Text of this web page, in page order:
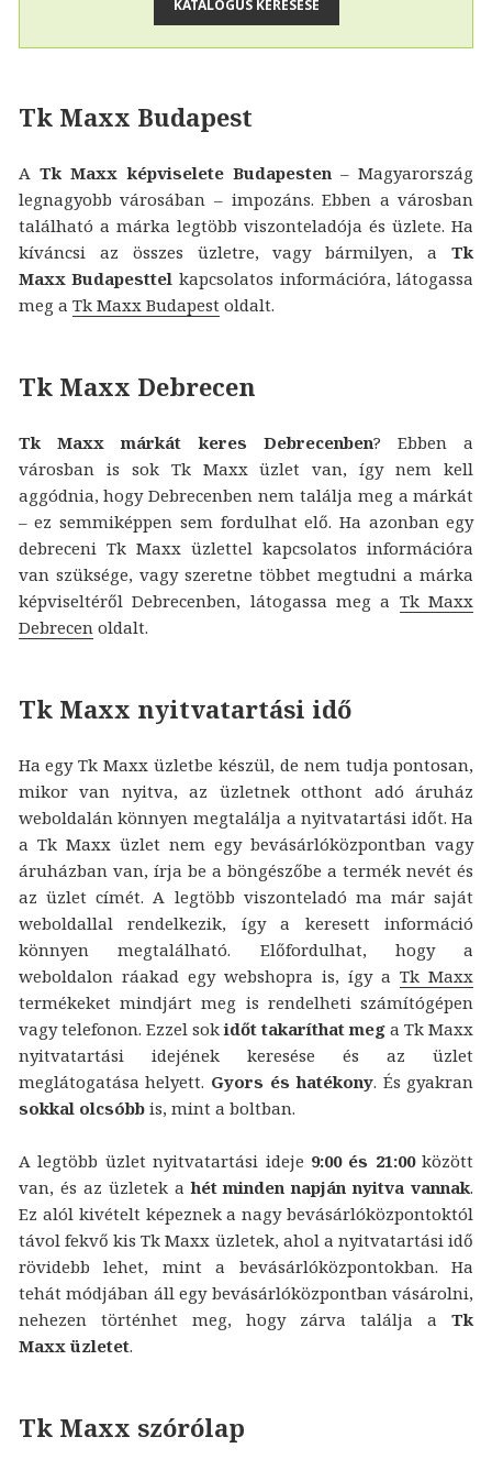
Tk Maxx Budapest
A Tk Maxx képviselete Budapesten– Magyarország
legnagyobb városában – impozáns. Ebben a városban
található a márka legtöbb viszonteladója és üzlete. Ha
kíváncsi az összes üzletre, vagy bármilyen, aTk
Maxx Budapesttel kapcsolatos információra, látogassa
meg a Tk Maxx Budapest oldalt.
Tk Maxx Debrecen
Tk Maxx márkát keres Debrecenben? Ebben a
városban is sok Tk Maxx üzlet van, így nem kell
aggódnia, hogy Debrecenben nem találja meg a márkát
– ez semmiképpen sem fordulhat elő. Ha azonban egy
debreceni Tk Maxx üzlettel kapcsolatos információra
van szüksége, vagy szeretne többet megtudni a márka
képviseltéről Debrecenben, látogassa meg a Tk Maxx
Debrecen oldalt.
Tk Maxx nyitvatartási idő
Ha egy Tk Maxx üzletbe készül, de nem tudja pontosan,
mikor van nyitva, az üzletnek otthont adó áruház
weboldalán könnyen megtalálja a nyitvatartási időt. Ha
a Tk Maxx üzlet nem egy bevásárlóközpontban vagy
áruházban van, írja be a böngészőbe a termék nevét és
az üzlet címét. A legtöbb viszonteladó ma már saját
weboldallal rendelkezik, így a keresett információ
könnyen megtalálható. Előfordulhat, hogy a
weboldalon ráakad egy webshopra is, így aTk Maxx
termékeket mindjárt meg is rendelheti számítógépen
vagy telefonon. Ezzel sokidőt takaríthat meg a Tk Maxx
nyitvatartási idejének keresése és az üzlet
meglátogatása helyett. Gyors és hatékony. És gyakran
sokkal olcsóbbis, mint a boltban.
A legtöbb üzlet nyitvatartási ideje 9:00 és 21:00között
van, és az üzletek ahét minden napján nyitva vannak.
Ez alól kivételt képeznek a nagy bevásárlóközpontoktól
távol fekvő kis Tk Maxx üzletek, ahol a nyitvatartási idő
rövidebb lehet, mint a bevásárlóközpontokban. Ha
tehát módjában áll egy bevásárlóközpontban vásárolni,
nehezen történhet meg, hogy zárva találja aTk
Maxx üzletet.
Tk Maxx szórólap